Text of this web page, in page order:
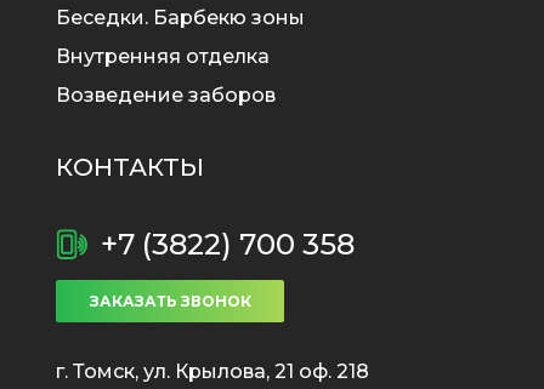
Беседки. Барбекю зоны
Внутренняя отделка
Возведение заборов
КОНТАКТЫ
+7 (3822) 700 358
ЗАКАЗАТЬ ЗВОНОК
г. Томск, ул. Крылова, 21 оф. 218